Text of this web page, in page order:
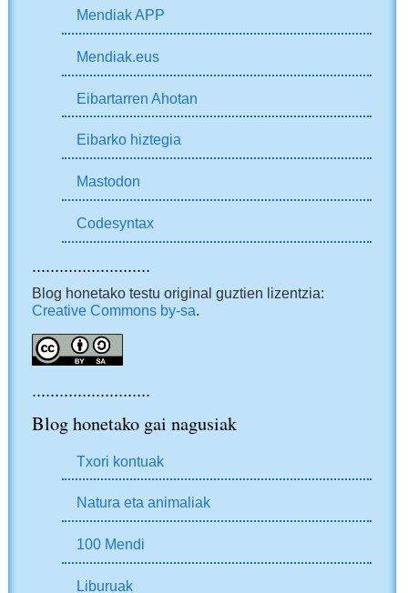
Mendiak APP
Mendiak.eus
Eibartarren Ahotan
Eibarko hiztegia
Mastodon
Codesyntax
..........................
Blog honetako testu original guztien lizentzia:
Creative Commons by-sa.
..........................
Blog honetako gai nagusiak
Txori kontuak
Natura eta animaliak
100 Mendi
Liburuak